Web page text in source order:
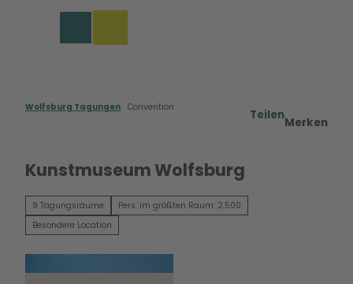
Wolfsburg Tagungen Convention
Teilen
Merken
Kunstmuseum Wolfsburg
9 Tagungsräume
Pers. im größten Raum: 2.500
Besondere Location